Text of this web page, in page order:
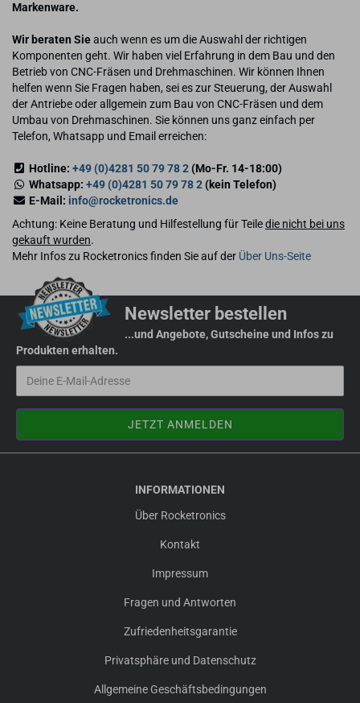
Markenware.
Wir beraten Sieauch wenn es um die Auswahl der richtigen
Komponenten geht. Wir haben viel Erfahrung in dem Bau und den
Betrieb von CNC-Fräsen und Drehmaschinen. Wir können Ihnen
helfen wenn Sie Fragen haben, sei es zur Steuerung, der Auswahl
der Antriebe oder allgemein zum Bau von CNC-Fräsen und dem
Umbau von Drehmaschinen. Sie können uns ganz einfach per
Telefon, Whatsapp und Email erreichen:
Hotline: +49 (0)4281 50 79 78 2(Mo-Fr. 14-18:00)
Whatsapp: +49 (0)4281 50 79 78 2(kein Telefon)
E-Mail: info@rocketronics.de
Achtung: Keine Beratung und Hilfestellung für Teiledie nicht bei uns
gekauft wurden.
Mehr Infos zu Rocketronics finden Sie auf der Über Uns-Seite
Newsletter bestellen
...und Angebote, Gutscheine und Infos zu
Produkten erhalten.
INFORMATIONEN
Über Rocketronics
Kontakt
Impressum
Fragen und Antworten
Zufriedenheitsgarantie
Privatsphäre und Datenschutz
Allgemeine Geschäftsbedingungen